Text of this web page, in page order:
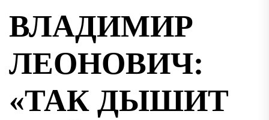
ВЛАДИМИР
ЛЕОНОВИЧ:
«ТАК ДЫШИТ